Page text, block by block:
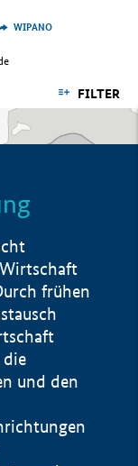
WIPANO
FILTER
frühen
und den